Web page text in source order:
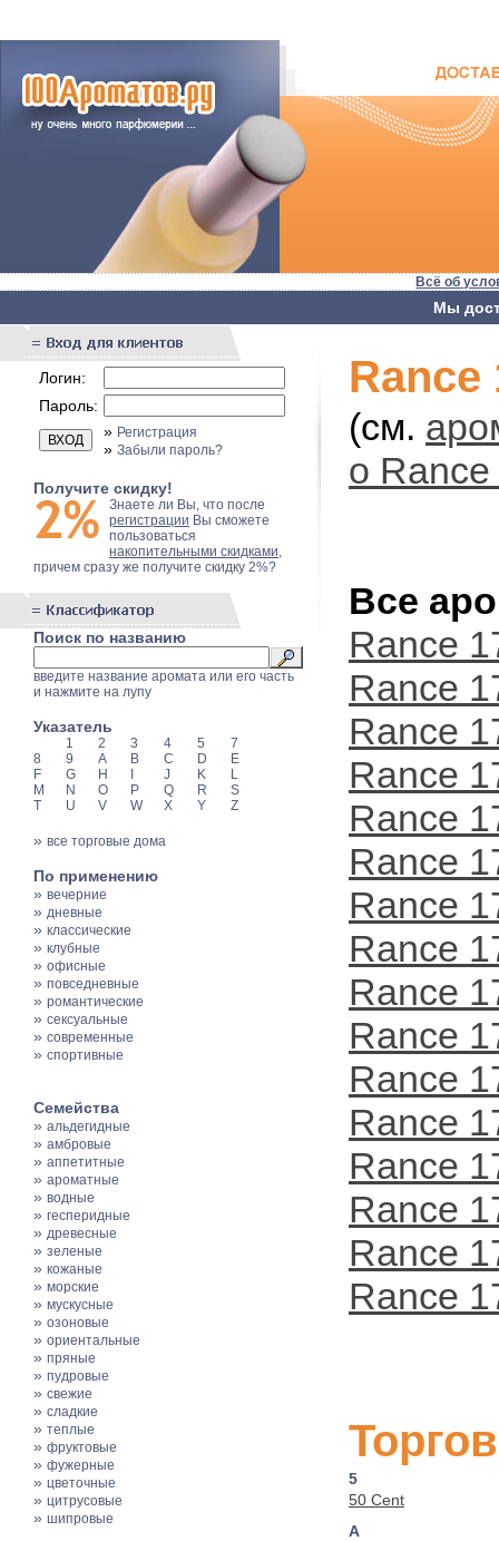
Всё об
Мы
Логин:
Пароль:
» Регистрация
» Забыли пароль?
Получите скидку!
Знаете ли Вы, что после
регистрации Вы сможете
пользоваться
накопительными скидками,
причем сразу же получите скидку 2%?
Поиск по названию
введите название аромата или его часть
и нажмите на лупу
Указатель
1 2 3 4 5
7
8
9 A B C D
E
F
G H J K
L
M
N O P Q R
S
T
U V W X Y Z
» все торговые дома
По применению
» вечерние
» дневные
» классические
» клубные
» офисные
» повседневные
» романтические
» сексуальные
» современные
» спортивные
Семейства
» альдегидные
» амбровые
» аппетитные
» ароматные
» водные
» гесперидные
» древесные
» зеленые
» кожаные
» морские
» мускусные
» озоновые
» ориентальные
» пряные
» пудровые
» свежие
» сладкие
» теплые
» фруктовые
» фужерные
» цветочные
» цитрусовые
» шипровые
Rance
(см.
о
Все
Rance
Rance
Rance
Rance
Rance
Rance
Rance
Rance
Rance
Rance
Rance
Rance
Rance
Rance
Rance
Rance
5
50 Cent
A